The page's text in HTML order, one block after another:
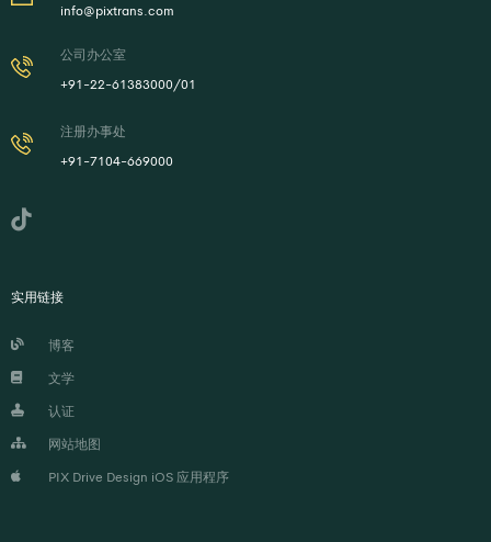
info@pixtrans.com
公司办公室
+91-22-61383000/01
注册办事处
+91-7104-669000
实用链接
博客
文学
认证
网站地图
PIX Drive Design iOS 应用程序